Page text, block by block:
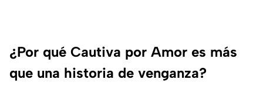
¿Por qué Cautiva por Amor es más
que una historia de venganza?